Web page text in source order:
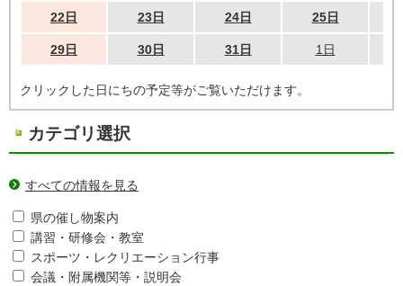
22日 23日 24日 25日
29日 30日 31日 1日
クリックした日にちの予定等がご覧いただけます。
カテゴリ選択
すべての情報を見る
県の催し物案内
講習・研修会・教室
スポーツ・レクリエーション行事
会議・附属機関等・説明会